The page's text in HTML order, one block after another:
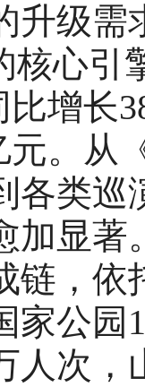
升级需
核心引
增长
元。从
各类巡
加显著
链，依
家公园
人次